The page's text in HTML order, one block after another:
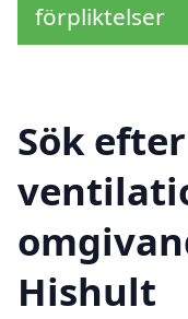
förpliktelser
Sök
Hishult